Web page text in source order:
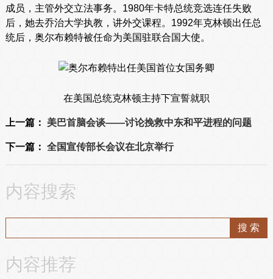
成员，主管外交立法事务。1980年卡特总统竞选连任失败
后，她去乔治大学执教，讲外交课程。1992年克林顿出任总
统后，奥尔布赖特被任命为美国驻联合国大使。
在美国总统克林顿主持下宣誓就职
上一篇： 美巴首脑会谈——讨论挽救中东和平进程的问题
下一篇： 全国宣传部长会议在北京举行
内容搜索
内容推荐